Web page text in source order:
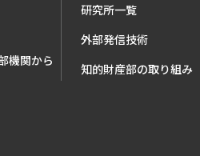
機関から
研究所一覧
外部発信技術
知的財産部の取り組み